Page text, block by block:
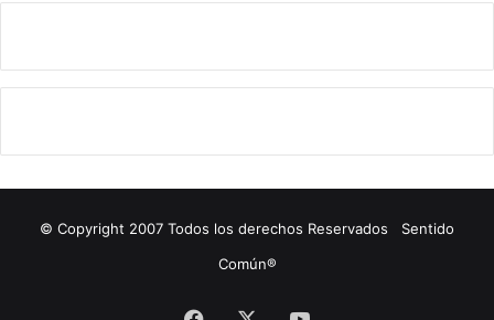
© Copyright 2007 Todos los derechos Reservados Sentido
Común®